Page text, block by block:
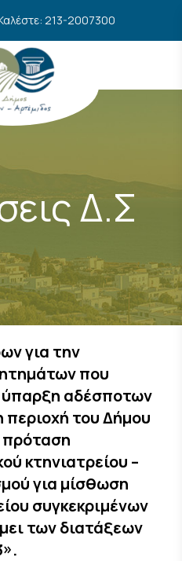
213-2007300
Δ.Σ
για την
που
ύπαρξη αδέσποτων
του Δήμου
πρόταση
κτηνιατρείου –
για μίσθωση
συγκεκριμένων
των διατάξεων